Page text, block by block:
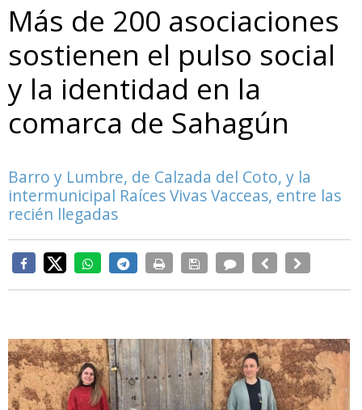
Más de 200 asociaciones
sostienen el pulso social
y la identidad en la
comarca de Sahagún
Barro y Lumbre, de Calzada del Coto, y la
intermunicipal Raíces Vivas Vacceas, entre las
recién llegadas